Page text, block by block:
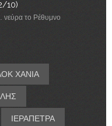
10)
νεύρα το Ρέθυμνο
ΧΑΝΙΑ
ΙΕΡΑΠΕΤΡΑ